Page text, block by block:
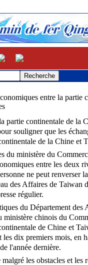
entre la partie
partie continentale de la
souligner que les
de la Chine et
du ministère du
entre les deux
ne peut renverser
des Affaires de Taiwan
régulier.
du Département
ministère chinois du
de Chine et
les dix premiers mois, en
l'année dernière.
les obstacles et les